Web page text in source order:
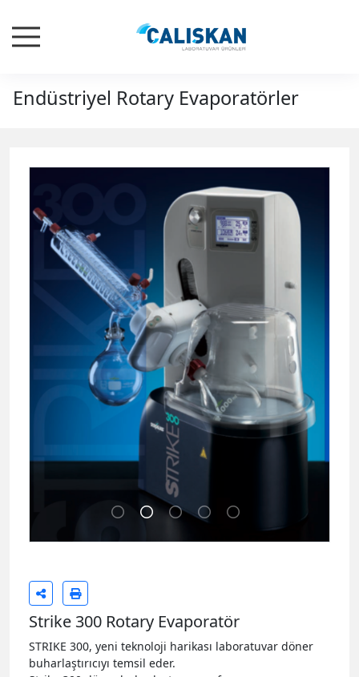
Endüstriyel Rotary Evaporatörler
Strike 300 Rotary Evaporatör
STRIKE 300, yeni teknoloji harikası laboratuvar döner
buharlaştırıcıyı temsil eder.